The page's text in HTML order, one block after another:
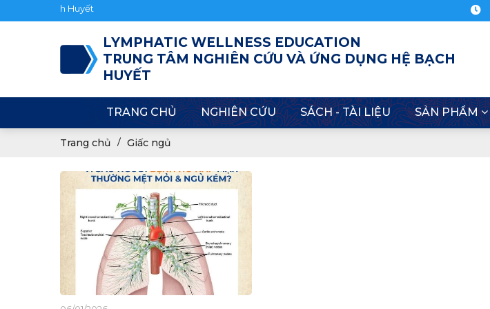
Hệ Bạch Huyết
LYMPHATIC WELLNESS EDUCATION
TRUNG TÂM NGHIÊN CỨU VÀ ỨNG DỤNG HỆ BẠCH
HUYẾT
TRANG CHỦ NGHIÊN CỨU SÁCH - TÀI LIỆU SẢN PHẨM
Trang chủ Giấc ngủ